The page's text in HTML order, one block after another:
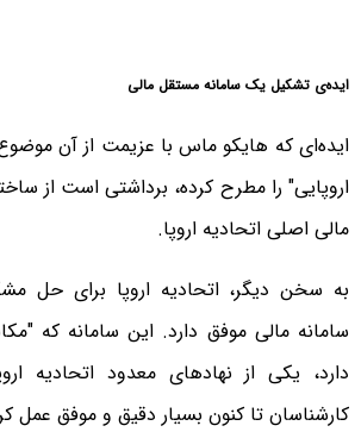
ایده‌ی تشکیل یک سامانه مستقل مالی
ایده‌ای که هایکو ماس با عزیمت از آن
اروپایی" را مطرح کرده، برداشتی است از
مالی اصلی اتحادیه اروپا.
به سخن دیگر، اتحادیه اروپا برای حل
سامانه مالی موفق دارد. این سامانه که
دارد، یکی از نهادهای معدود اتحادیه
کارشناسان تا کنون بسیار دقیق و موفق عمل